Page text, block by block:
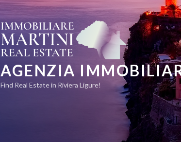
AGENZIA
Find Real Estate in Riviera Ligure!